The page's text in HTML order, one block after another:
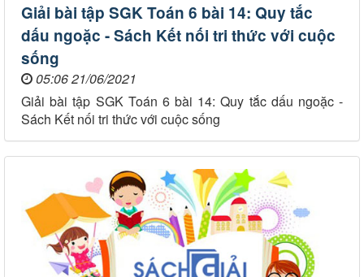
Giải bài tập SGK Toán 6 bài 14: Quy tắc
dấu ngoặc - Sách Kết nối tri thức với cuộc
sống
05:06 21/06/2021
Giải bài tập SGK Toán 6 bài 14: Quy tắc dấu ngoặc -
Sách Kết nối tri thức với cuộc sống